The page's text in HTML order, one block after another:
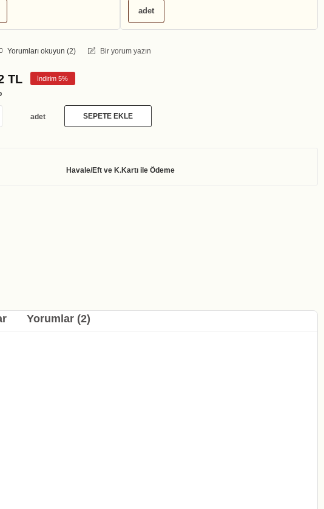
adet
Yorumları okuyun (2) Bir yorum yazın
TL İndirim 5%
adet SEPETE EKLE
Yorumlar (2)